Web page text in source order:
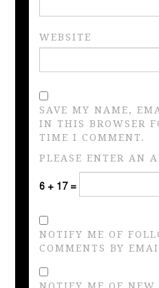
WEBSITE
SAVE MY NAME,
IN THIS BROWSER
TIME I COMMENT.
PLEASE ENTER AN
6 + 17 =
NOTIFY ME OF
COMMENTS BY
NOTIFY ME OF NEW